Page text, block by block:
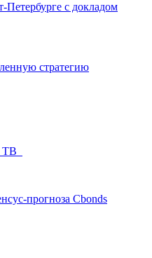
с докладом
стратегию
ТВ
прогноза Cbonds